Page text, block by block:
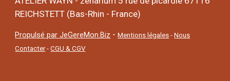
REICHSTETT (Bas-Rhin - France)
Propulsé par JeGereMon.Biz -Mentions légales -Nous
Contacter -CGU & CGV